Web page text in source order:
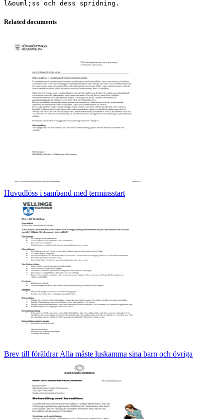
Related documents
Huvudlöss i samband med terminsstart
Brev till föräldrar Alla måste luskamma sina barn och övriga